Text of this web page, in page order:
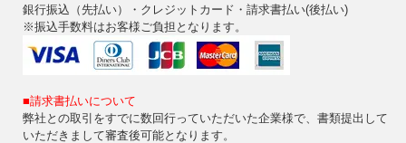
銀行振込（先払い）・クレジットカード・請求書払い(後払い)
※振込手数料はお客様ご負担となります。
■請求書払いについて
弊社との取引をすでに数回行っていただいた企業様で、書類提出して
いただきまして審査後可能となります。